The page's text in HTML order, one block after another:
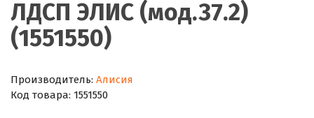
ЛДСП ЭЛИС (мод.37.2)
(1551550)
Производитель: Алисия
Код товара: 1551550